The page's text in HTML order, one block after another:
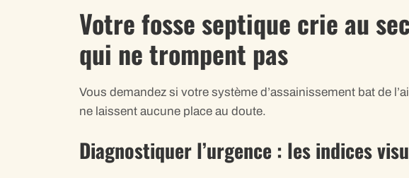
Votre fosse septique crie au
qui ne trompent pas
Vous demandez si votre système d’assainissement bat de
ne laissent aucune place au doute.
Diagnostiquer l’urgence : les indices